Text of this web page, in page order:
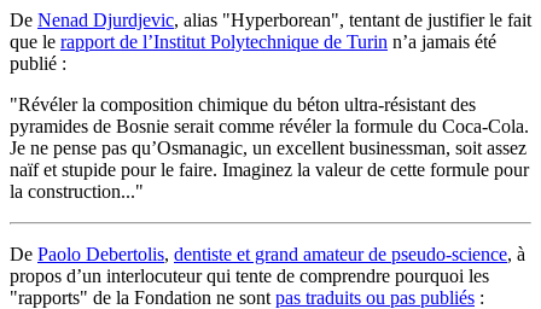
De Nenad Djurdjevic, alias "Hyperborean", tentant de justifier le fait
que le rapport de l’Institut Polytechnique de Turin n’a jamais été
publié :
"Révéler la composition chimique du béton ultra-résistant des
pyramides de Bosnie serait comme révéler la formule du Coca-Cola.
Je ne pense pas qu’Osmanagic, un excellent businessman, soit assez
naïf et stupide pour le faire. Imaginez la valeur de cette formule pour
la construction..."
De Paolo Debertolis, dentiste et grand amateur de pseudo-science, à
propos d’un interlocuteur qui tente de comprendre pourquoi les
"rapports" de la Fondation ne sont pas traduits ou pas publiés :